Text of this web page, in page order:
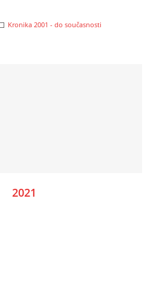
Kronika 2001 - do současnosti
2021